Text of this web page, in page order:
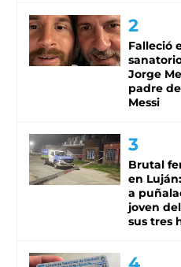
Falleció
Jorge
padre
Messi
Brutal
en
a
joven
sus tres